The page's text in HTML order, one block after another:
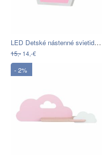
LED Detské nástenné svietidlo LED/2xAA…
15,- 14,-€
- 2%